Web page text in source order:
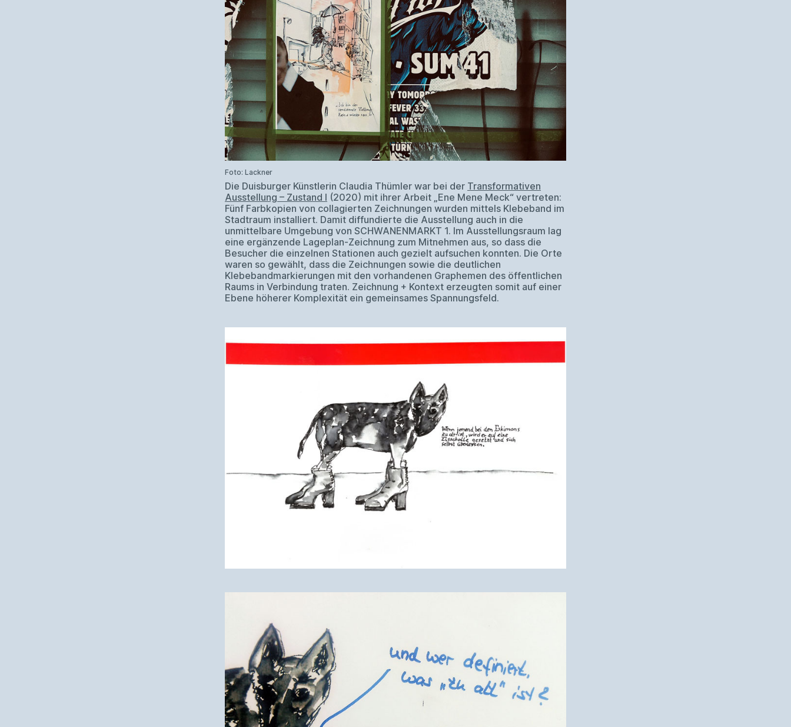
Foto: Lackner
Die Duisburger Künstlerin Claudia Thümler war bei der Transformativen
Ausstellung – Zustand I (2020) mit ihrer Arbeit „Ene Mene Meck“ vertreten:
Fünf Farbkopien von collagierten Zeichnungen wurden mittels Klebeband im
Stadtraum installiert. Damit diffundierte die Ausstellung auch in die
unmittelbare Umgebung von SCHWANENMARKT 1. Im Ausstellungsraum lag
eine ergänzende Lageplan-Zeichnung zum Mitnehmen aus, so dass die
Besucher die einzelnen Stationen auch gezielt aufsuchen konnten. Die Orte
waren so gewählt, dass die Zeichnungen sowie die deutlichen
Klebebandmarkierungen mit den vorhandenen Graphemen des öffentlichen
Raums in Verbindung traten. Zeichnung + Kontext erzeugten somit auf einer
Ebene höherer Komplexität ein gemeinsames Spannungsfeld.